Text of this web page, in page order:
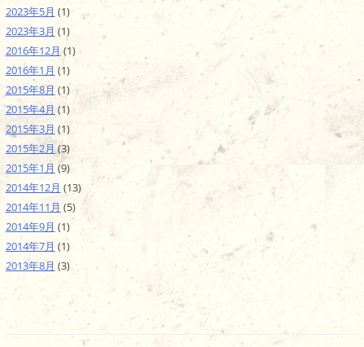
2023年5月 (1)
2023年3月 (1)
2016年12月 (1)
2016年1月 (1)
2015年8月 (1)
2015年4月 (1)
2015年3月 (1)
2015年2月 (3)
2015年1月 (9)
2014年12月 (13)
2014年11月 (5)
2014年9月 (1)
2014年7月 (1)
2013年8月 (3)